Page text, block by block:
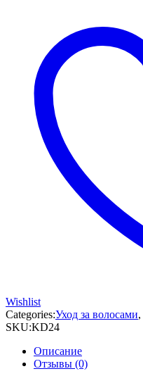
Wishlist
Categories:Уход за волосами,
SKU:KD24
Описание
Отзывы (0)